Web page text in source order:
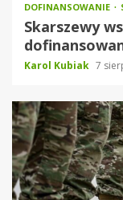
DOFINANSOWANIE
Skarszewy
Karol Kubiak 7